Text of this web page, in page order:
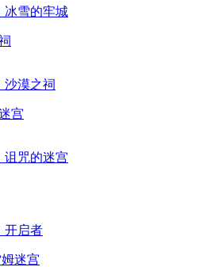
宫
迷宫